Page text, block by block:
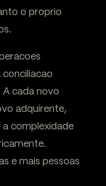
o proprio
cada novo
adquirente,
complexidade
e mais pessoas